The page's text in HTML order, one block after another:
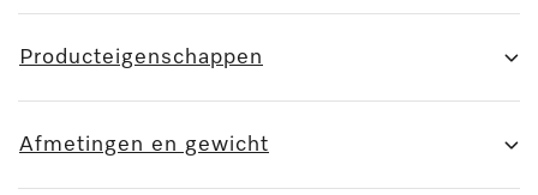
Producteigenschappen
Afmetingen en gewicht